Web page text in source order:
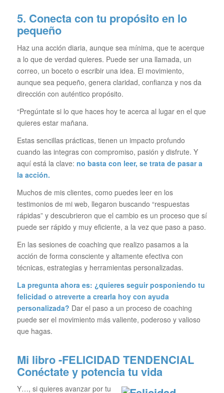
5. Conecta con tu propósito en lo
pequeño
Haz una acción diaria, aunque sea mínima, que te acerque
a lo que de verdad quieres. Puede ser una llamada, un
correo, un boceto o escribir una idea. El movimiento,
aunque sea pequeño, genera claridad, confianza y nos da
dirección con auténtico propósito.
“Pregúntate si lo que haces hoy te acerca al lugar en el que
quieres estar mañana.
Estas sencillas prácticas, tienen un impacto profundo
cuando las integras con compromiso, pasión y disfrute. Y
aquí está la clave: no basta con leer, se trata de pasar a
la acción.
Muchos de mis clientes, como puedes leer en los
testimonios de mi web, llegaron buscando “respuestas
rápidas” y descubrieron que el cambio es un proceso que sí
puede ser rápido y muy eficiente, a la vez que paso a paso.
En las sesiones de coaching que realizo pasamos a la
acción de forma consciente y altamente efectiva con
técnicas, estrategias y herramientas personalizadas.
La pregunta ahora es: ¿quieres seguir posponiendo tu
felicidad o atreverte a crearla hoy con ayuda
personalizada? Dar el paso a un proceso de coaching
puede ser el movimiento más valiente, poderoso y valioso
que hagas.
Mi libro -FELICIDAD TENDENCIAL
Conéctate y potencia tu vida
Y…, si quieres avanzar por tu